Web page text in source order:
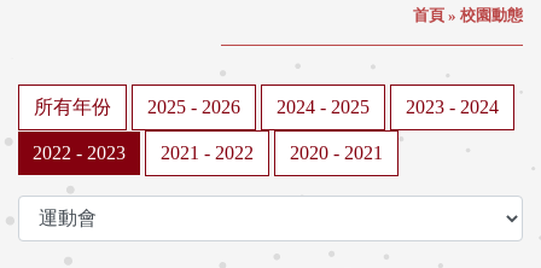
首頁 » 校園動態
所有年份 2025 - 2026 2024 - 2025 2023 - 2024
2022 - 2023 2021 - 2022 2020 - 2021